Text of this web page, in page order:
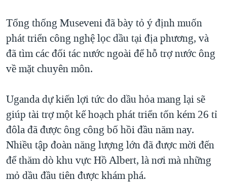
Tổng thống Museveni đã bày tỏ ý định muốn
phát triển công nghệ lọc dầu tại địa phương, và
đã tìm các đối tác nước ngoài để hỗ trợ nước ông
về mặt chuyên môn.
Uganda dự kiến lợi tức do dầu hỏa mang lại sẽ
giúp tài trợ một kế hoạch phát triển tốn kém 26 tỉ
đôla đã được ông công bố hồi đầu năm nay.
Nhiều tập đoàn năng lượng lớn đã được mời đến
để thăm dò khu vực Hồ Albert, là nơi mà những
mỏ dầu đầu tiên được khám phá.